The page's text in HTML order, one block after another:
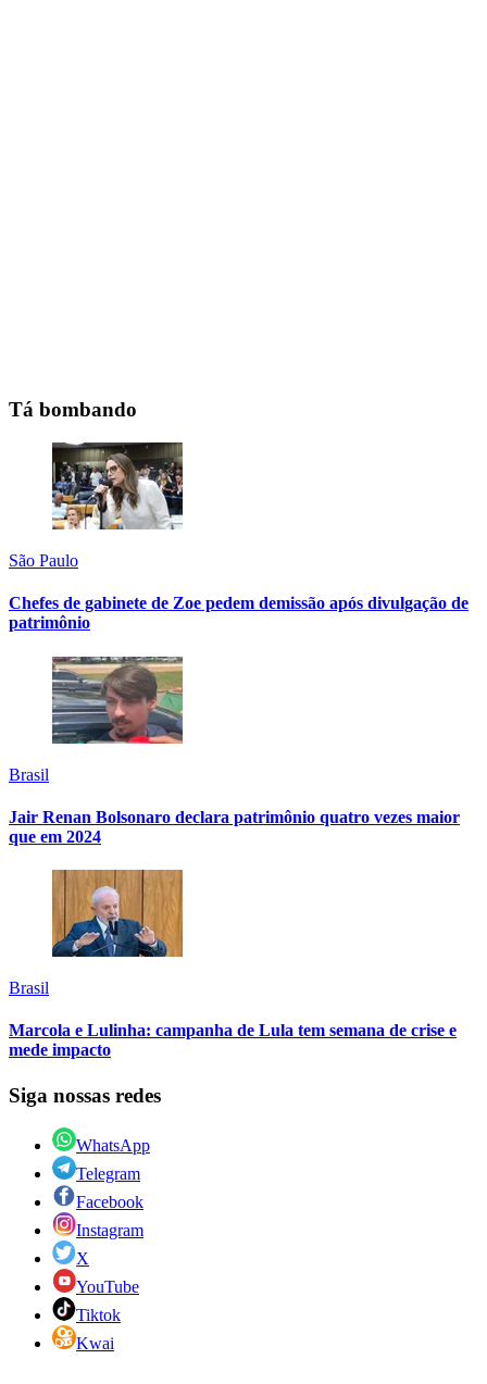
Tá bombando
São Paulo
Chefes de gabinete de Zoe pedem demissão após divulgação de
patrimônio
Brasil
Jair Renan Bolsonaro declara patrimônio quatro vezes maior
que em 2024
Brasil
Marcola e Lulinha: campanha de Lula tem semana de crise e
mede impacto
Siga nossas redes
WhatsApp
Telegram
Facebook
Instagram
X
YouTube
Tiktok
Kwai